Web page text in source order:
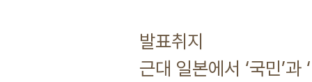
발표취지
근대 일본에서 ‘국민’